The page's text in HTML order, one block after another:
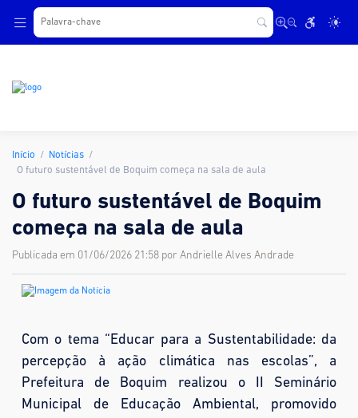
Início
Notícias
O futuro sustentável de Boquim começa na sala de aula
O futuro sustentável de Boquim
começa na sala de aula
Publicada em 01/06/2026 21:58 por Andrielle Alves Andrade
Com o tema “Educar para a Sustentabilidade: da
percepção à ação climática nas escolas”, a
Prefeitura de Boquim realizou o II Seminário
Municipal de Educação Ambiental, promovido